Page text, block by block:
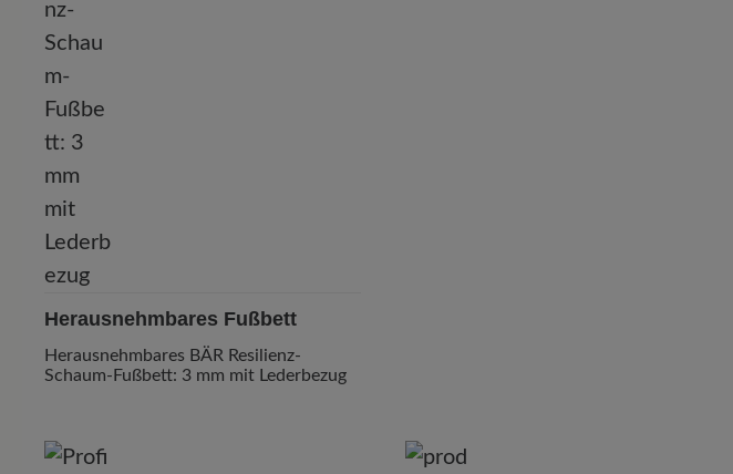
Herausnehmbares Fußbett
Herausnehmbares BÄR Resilienz-
Schaum-Fußbett: 3 mm mit Lederbezug